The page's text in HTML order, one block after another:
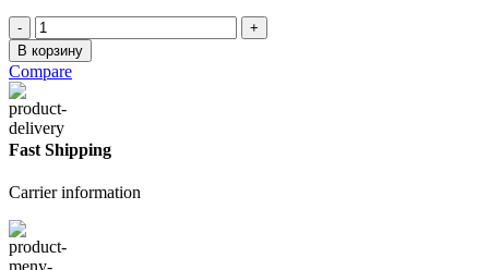
Количество
товара
Пленка
ПЭТ
120мкм,
рулон
3х100
(пог.м)
В корзину
Compare
Fast Shipping
Carrier information